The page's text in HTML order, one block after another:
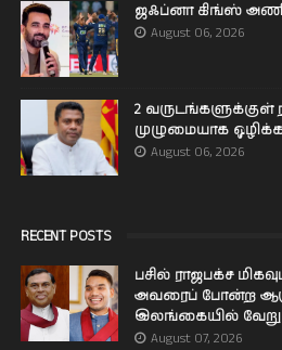
ஜஃப்னா கிங்ஸ்
August 06, 2026
2
முழுமையாக ஒழிக்க
August 06, 2026
RECENT POSTS
பசில் ராஜபக்ச
அவரைப் போன்ற
இலங்கையில்
August 07, 2026